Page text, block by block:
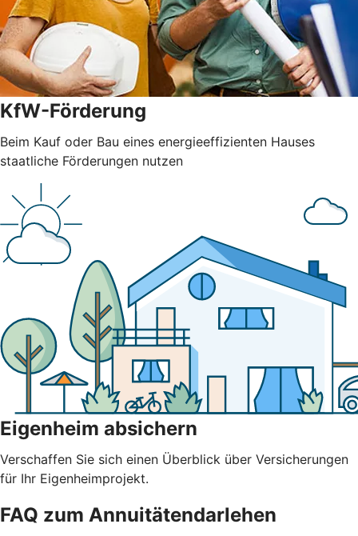
KfW-Förderung
Beim Kauf oder Bau eines energieeffizienten Hauses
staatliche Förderungen nutzen
Eigenheim absichern
Verschaffen Sie sich einen Überblick über Versicherungen
für Ihr Eigenheimprojekt.
FAQ zum Annuitätendarlehen